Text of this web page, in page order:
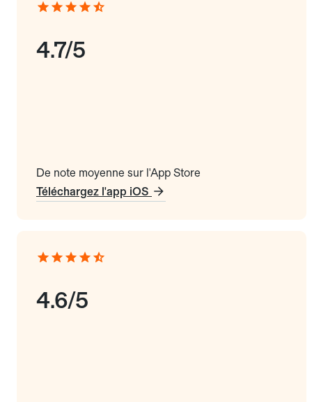
4.7/5
De note moyenne sur l'App Store
Téléchargez l'app iOS
4.6/5